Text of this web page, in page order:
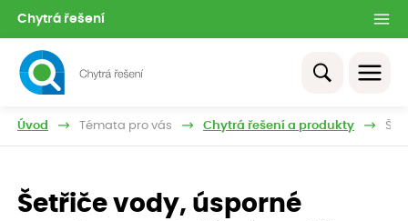
Chytrá řešení
Úvod Témata pro vás Chytrá řešení a produkty
Šetřiče vody, úsporné